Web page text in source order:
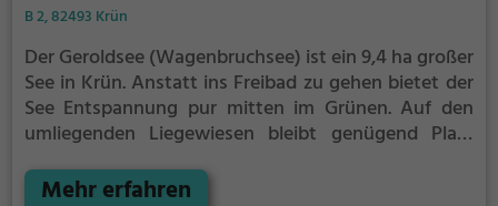
B 2, 82493 Krün
Der Geroldsee (Wagenbruchsee) ist ein 9,4 ha großer
See in Krün. Anstatt ins Freibad zu gehen bietet der
See Entspannung pur mitten im Grünen. Auf den
umliegenden Liegewiesen bleibt genügend Platz
September ist der Geroldsee (Wagenbruchsee) ein
Mehr erfahren